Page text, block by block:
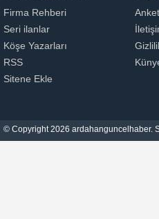
Firma Rehberi
Seri ilanlar
Köşe Yazarları
RSS
Sitene Ekle
© Copyright 2026 ardahanguncelhaber.